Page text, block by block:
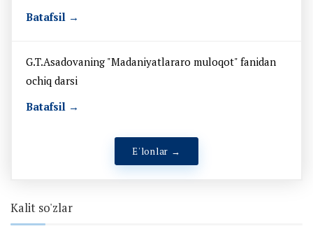
Batafsil →
G.T.Asadovaning "Madaniyatlararo muloqot" fanidan
ochiq darsi
Batafsil →
E'lonlar →
Kalit so'zlar